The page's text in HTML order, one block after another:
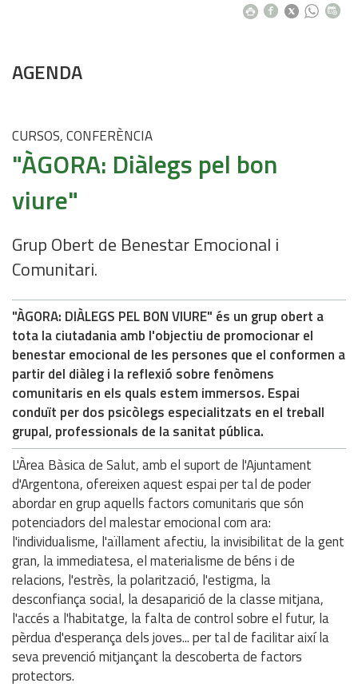
AGENDA
CURSOS, CONFERÈNCIA
"ÀGORA: Diàlegs pel bon
viure"
Grup Obert de Benestar Emocional i
Comunitari.
"ÀGORA: DIÀLEGS PEL BON VIURE" és un grup obert a
tota la ciutadania amb l'objectiu de promocionar el
benestar emocional de les persones que el conformen a
partir del diàleg i la reflexió sobre fenòmens
comunitaris en els quals estem immersos. Espai
conduït per dos psicòlegs especialitzats en el treball
grupal, professionals de la sanitat pública.
L'Àrea Bàsica de Salut, amb el suport de l'Ajuntament
d'Argentona, ofereixen aquest espai per tal de poder
abordar en grup aquells factors comunitaris que són
potenciadors del malestar emocional com ara:
l'individualisme, l'aïllament afectiu, la invisibilitat de la gent
gran, la immediatesa, el materialisme de béns i de
relacions, l'estrès, la polarització, l'estigma, la
desconfiança social, la desaparició de la classe mitjana,
l'accés a l'habitatge, la falta de control sobre el futur, la
pèrdua d'esperança dels joves... per tal de facilitar així la
seva prevenció mitjançant la descoberta de factors
protectors.